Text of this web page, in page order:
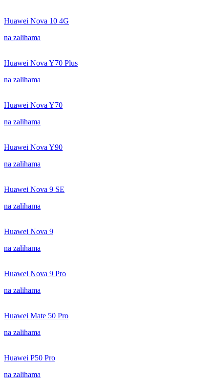
Huawei Nova 10 4G
na zalihama
Huawei Nova Y70 Plus
na zalihama
Huawei Nova Y70
na zalihama
Huawei Nova Y90
na zalihama
Huawei Nova 9 SE
na zalihama
Huawei Nova 9
na zalihama
Huawei Nova 9 Pro
na zalihama
Huawei Mate 50 Pro
na zalihama
Huawei P50 Pro
na zalihama